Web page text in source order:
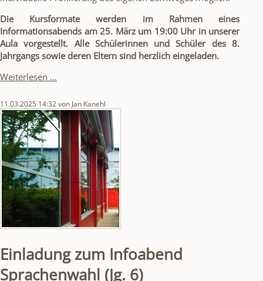
Die Kursformate werden im Rahmen eines
Informationsabends am 25. März um 19:00 Uhr in unserer
Aula vorgestellt. Alle Schülerinnen und Schüler des 8.
Jahrgangs sowie deren Eltern sind herzlich eingeladen.
Weiterlesen …
Infoabend
WPU-
Wahl
8)
11.03.2025 14:32 von Jan Kanehl
Einladung zum Infoabend
Sprachenwahl (Jg. 6)